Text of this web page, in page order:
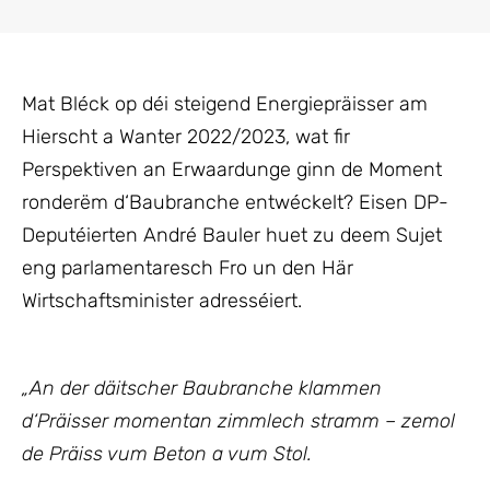
Mat Bléck op déi steigend Energiepräisser am
Hierscht a Wanter 2022/2023, wat fir
Perspektiven an Erwaardunge ginn de Moment
ronderëm d‘Baubranche entwéckelt? Eisen DP-
Deputéierten André Bauler huet zu deem Sujet
eng parlamentaresch Fro un den Här
Wirtschaftsminister adresséiert.
„An der däitscher Baubranche klammen
d‘Präisser momentan zimmlech stramm – zemol
de Präiss vum Beton a vum Stol.